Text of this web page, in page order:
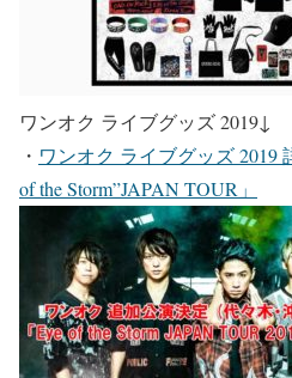
ワンオク ライブグッズ 2019↓
・ ワンオク ライブグッズ 2019
of the Storm”JAPAN TOUR」